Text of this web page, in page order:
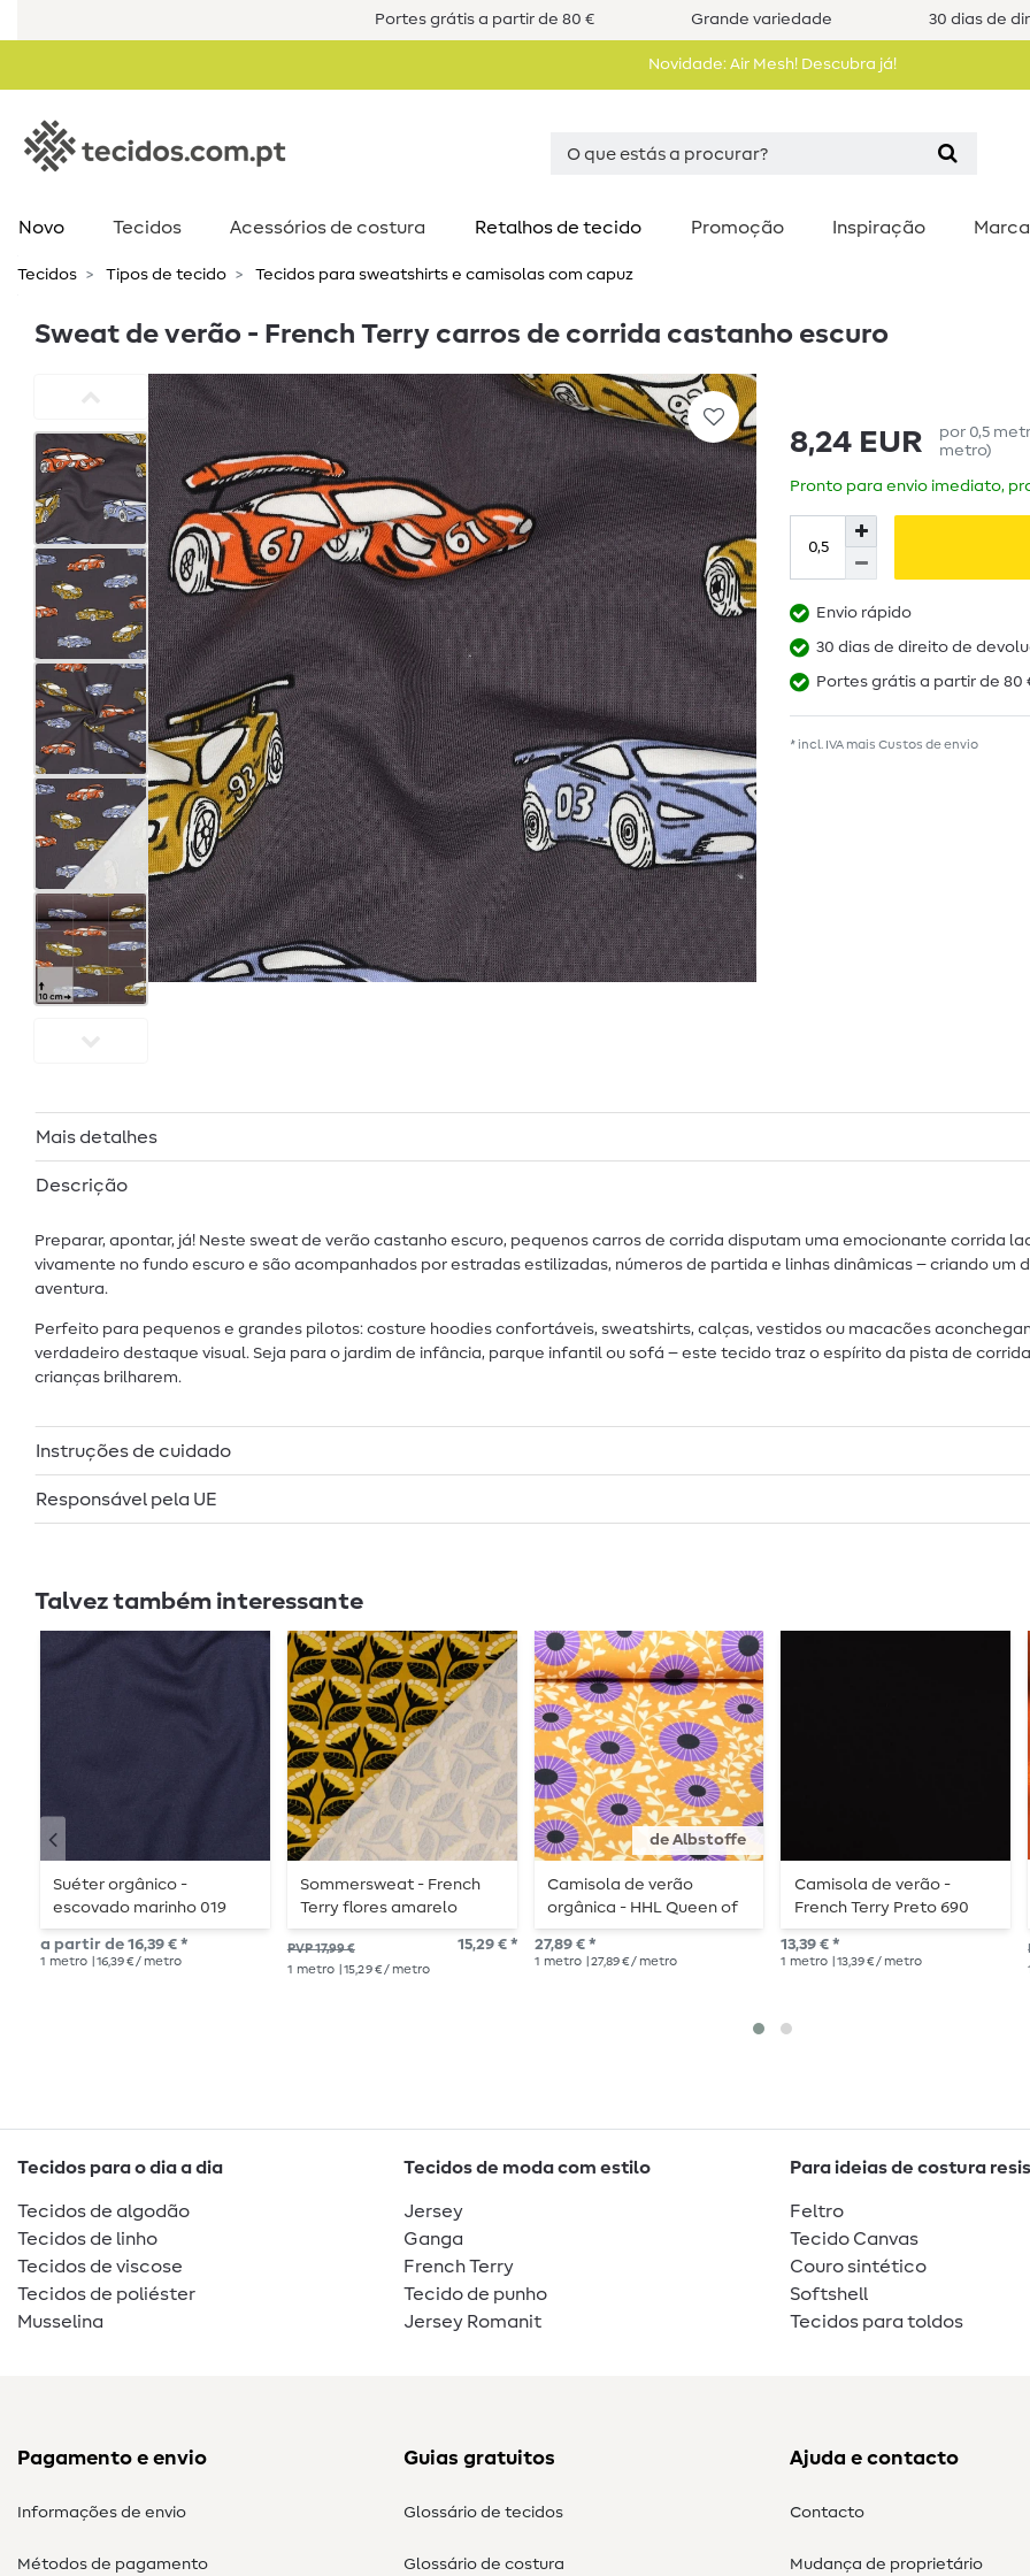
Portes grátis a partir de 80 € Grande variedade 30 dias de
Novidade: Air Mesh! Descubra já!
Novo Tecidos Acessórios de costura​ Retalhos de tecido Promoção Inspiração
Tecidos Tipos de tecido Tecidos para sweatshirts e camisolas com capuz
Sweat de verão - French Terry carros de corrida castanho escuro
8,24 EUR por 0,5
metro)
Pronto para envio imediato,
Envio rápido
30 dias de direito de
Portes grátis a partir de 80
* incl. IVA mais Custos de envio
Mais detalhes
Descrição
Preparar, apontar, já! Neste sweat de verão castanho escuro, pequenos carros de corrida disputam uma emocionante corrida
vivamente no fundo escuro e são acompanhados por estradas estilizadas, números de partida e linhas dinâmicas – criando
aventura.
Perfeito para pequenos e grandes pilotos: costure hoodies confortáveis, sweatshirts, calças, vestidos ou macacões
verdadeiro destaque visual. Seja para o jardim de infância, parque infantil ou sofá – este tecido traz o espírito da pista de
crianças brilharem.
Instruções de cuidado
Responsável pela UE
Talvez também interessante
Suéter orgânico -
escovado marinho 019
a partir de 16,39 € *
1 metro | 16,39 € / metro
Sommersweat - French
Terry flores amarelo
mostarda escovado
PVP 17,99 € 15,29 € *
1 metro | 15,29 € / metro
de Albstoffe
Camisola de verão
orgânica - HHL Queen of
Hearts Court Garden
Amarelo
27,89 € *
1 metro | 27,89 € / metro
Camisola de verão -
French Terry Preto 690
Estrutura em laço
13,39 € *
1 metro | 13,39 € / metro
Tecidos para o dia a dia
Tecidos de algodão
Tecidos de linho
Tecidos de viscose
Tecidos de poliéster
Musselina
Tecidos de moda com estilo
Jersey
Ganga
French Terry
Tecido de punho
Jersey Romanit
Para ideias de costura
Feltro
Tecido Canvas
Couro sintético
Softshell
Tecidos para toldos
Pagamento e envio
Informações de envio
Métodos de pagamento
Guias gratuitos
Glossário de tecidos
Glossário de costura
Ajuda e contacto
Contacto
Mudança de proprietário